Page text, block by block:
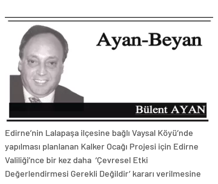
Edirne’nin Lalapaşa ilçesine bağlı Vaysal Köyü’nde
yapılması planlanan Kalker Ocağı Projesi için Edirne
Valiliği’nce bir kez daha ‘Çevresel Etki
Değerlendirmesi Gerekli Değildir’ kararı verilmesine